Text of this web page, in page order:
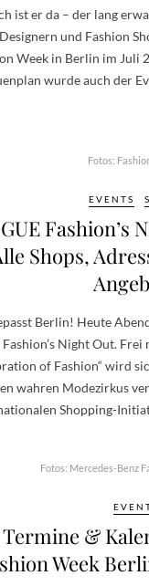
ist er da – der lang
und Fashion
Week in Berlin im Juli
wurde auch der
Fotos:
EVENTS
Fashion’s
Shops,
Berlin! Heute
Night Out.
of Fashion“ wird
wahren Modezirkus
Shopping-
Fotos: Mercedes-Benz
Termine &
Week